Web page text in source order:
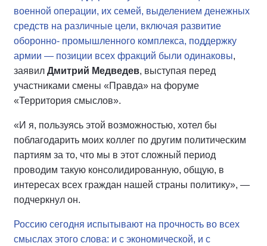
военной операции, их семей, выделением денежных
средств на различные цели, включая развитие
оборонно- промышленного комплекса, поддержку
армии — позиции всех фракций были одинаковы,
заявил Дмитрий Медведев, выступая перед
участниками смены «Правда» на форуме
«Территория смыслов».
«И я, пользуясь этой возможностью, хотел бы
поблагодарить моих коллег по другим политическим
партиям за то, что мы в этот сложный период
проводим такую консолидированную, общую, в
интересах всех граждан нашей страны политику», —
подчеркнул он.
Россию сегодня испытывают на прочность во всех
смыслах этого слова: и с экономической, и с